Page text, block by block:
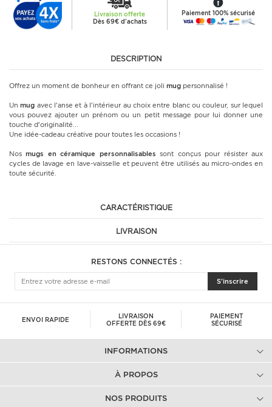
Livraison offerte
Dès 69€ d'achats
Paiement 100% sécurisé
DESCRIPTION
Offrez un moment de bonheur en offrant ce joli mug personnalisé !
Unmug avec l'anse et à l'intérieur au choix entre blanc ou couleur, sur lequel
vous pouvez ajouter un prénom ou un petit message pour lui donner une
touche d'originalité...
Une idée-cadeau créative pour toutes les occasions !
Nosmugs en céramique personnalisables sont conçus pour résister aux
cycles de lavage en lave-vaisselle et peuvent être utilisés au micro-ondes en
toute sécurité.
CARACTÉRISTIQUE
LIVRAISON
RESTONS CONNECTÉS :
S'inscrire
ENVOI RAPIDE
LIVRAISON
OFFERTE DÈS 69€
PAIEMENT
SÉCURISÉ
INFORMATIONS
À PROPOS
NOS PRODUITS